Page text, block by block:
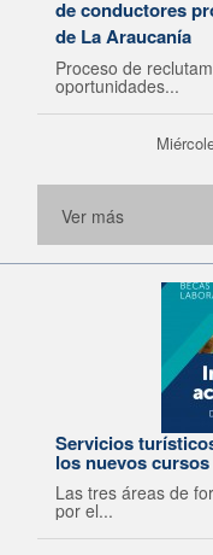
de conductores
de La Araucanía
Proceso de
oportunidades...
Ver más
Servicios
los nuevos
Lagos
Las tres áreas de
por el...